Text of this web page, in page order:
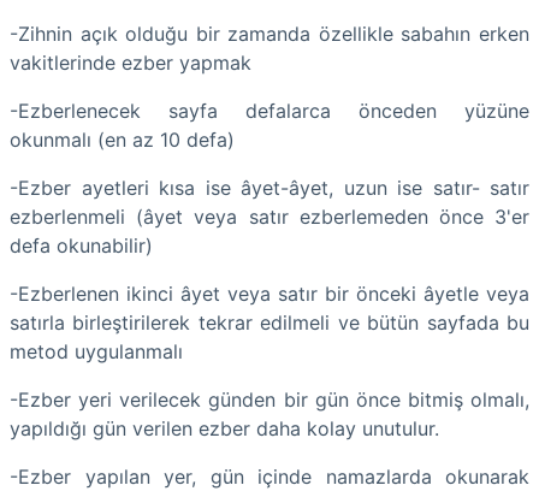
-Zihnin açık olduğu bir zamanda özellikle sabahın erken
vakitlerinde ezber yapmak
-Ezberlenecek sayfa defalarca önceden yüzüne
okunmalı (en az 10 defa)
-Ezber ayetleri kısa ise âyet-âyet, uzun ise satır- satır
ezberlenmeli (âyet veya satır ezberlemeden önce 3'er
defa okunabilir)
-Ezberlenen ikinci âyet veya satır bir önceki âyetle veya
satırla birleştirilerek tekrar edilmeli ve bütün sayfada bu
metod uygulanmalı
-Ezber yeri verilecek günden bir gün önce bitmiş olmalı,
yapıldığı gün verilen ezber daha kolay unutulur.
-Ezber yapılan yer, gün içinde namazlarda okunarak